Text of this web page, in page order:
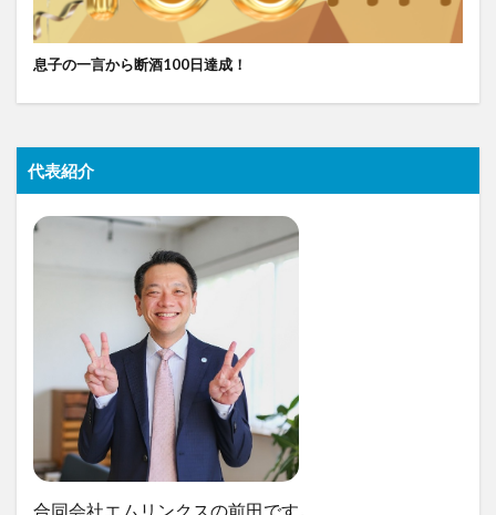
息子の一言から断酒100日達成！
代表紹介
合同会社エムリンクスの前田です。